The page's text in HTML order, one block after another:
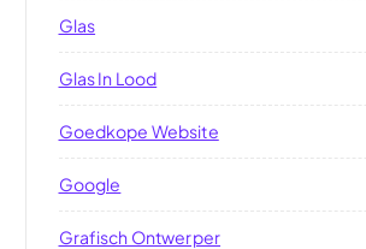
Glas
Glas In Lood
Goedkope Website
Google
Grafisch Ontwerper